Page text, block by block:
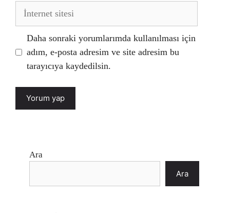
İnternet
Daha sonraki yorumlarımda kullanılması için
adım, e-posta adresim ve site adresim bu
tarayıcıya kaydedilsin.
Ara
Ara